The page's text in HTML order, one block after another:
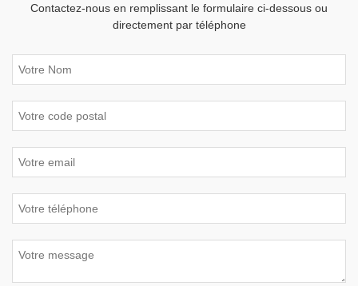
Contactez-nous en remplissant le formulaire ci-dessous ou
directement par téléphone